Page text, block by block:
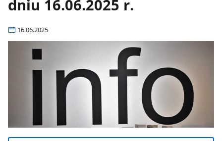
dniu 16.06.2025 r.
16.06.2025